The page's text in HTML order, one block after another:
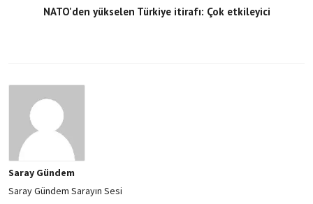
NATO'den yükselen Türkiye itirafı: Çok etkileyici
Saray Gündem
Saray Gündem Sarayın Sesi